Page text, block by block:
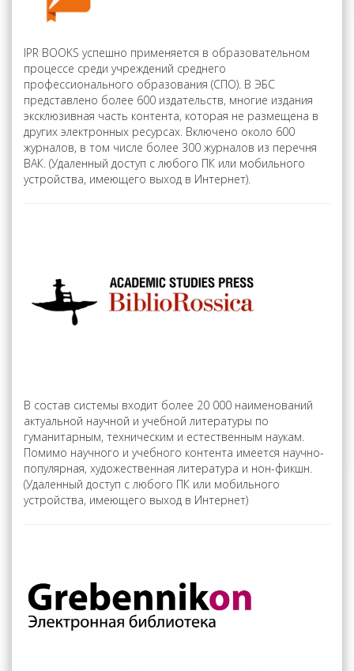
IPR BOOKS успешно применяется в образовательном
процессе среди учреждений среднего
профессионального образования (СПО). В ЭБС
представлено более 600 издательств, многие издания
эксклюзивная часть контента, которая не размещена в
других электронных ресурсах. Включено около 600
журналов, в том числе более 300 журналов из перечня
ВАК. (Удаленный доступ с любого ПК или мобильного
устройства, имеющего выход в Интернет).
В состав системы входит более 20 000 наименований
актуальной научной и учебной литературы по
гуманитарным, техническим и естественным наукам.
Помимо научного и учебного контента имеется научно-
популярная, художественная литература и нон-фикшн.
(Удаленный доступ с любого ПК или мобильного
устройства, имеющего выход в Интернет)